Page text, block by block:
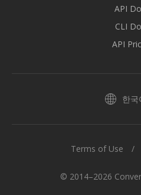
API
CLI
API
한국
© 2014–2026
Terms of Use